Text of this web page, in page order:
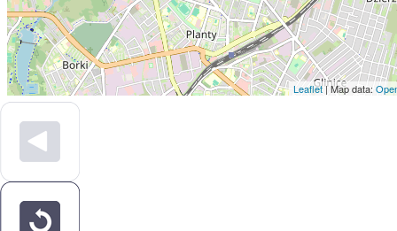
Leaflet| Map data: